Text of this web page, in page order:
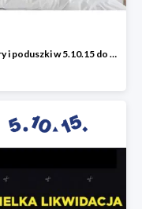
Kołdry i poduszki w 5.10.15 do -40%